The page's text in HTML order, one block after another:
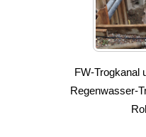
FW-Trogkanal
Regenwasser-